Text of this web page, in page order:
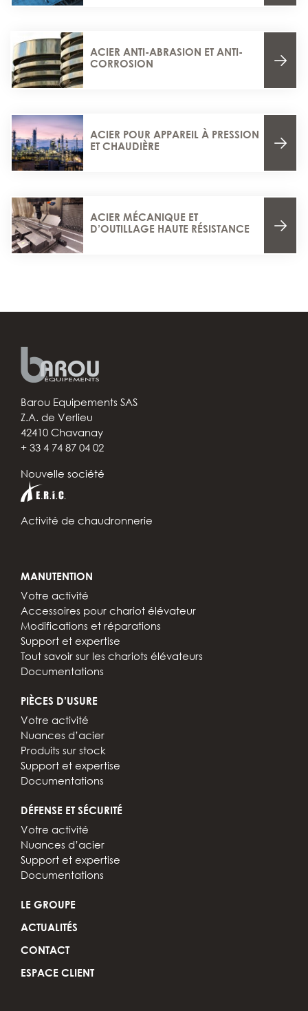
ACIER ANTI-ABRASION ET ANTI-
CORROSION
ACIER POUR APPAREIL À PRESSION
ET CHAUDIÈRE
ACIER MÉCANIQUE ET
D’OUTILLAGE HAUTE RÉSISTANCE
Barou Equipements SAS
Z.A. de Verlieu
42410 Chavanay
+ 33 4 74 87 04 02
Nouvelle société
Activité de chaudronnerie
MANUTENTION
Votre activité
Accessoires pour chariot élévateur
Modifications et réparations
Support et expertise
Tout savoir sur les chariots élévateurs
Documentations
PIÈCES D’USURE
Votre activité
Nuances d’acier
Produits sur stock
Support et expertise
Documentations
DÉFENSE ET SÉCURITÉ
Votre activité
Nuances d’acier
Support et expertise
Documentations
LE GROUPE
ACTUALITÉS
CONTACT
ESPACE CLIENT